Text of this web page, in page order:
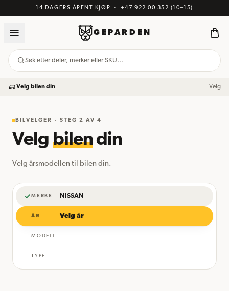
14 DAGERS ÅPENT KJØP · +47 922 00 352 (10–15)
GEPARDEN
Søk etter deler, merker eller SKU…
Velg bilen din Velg
BILVELGER · STEG 2 AV 4
Velg bilendin
Velg årsmodellen til bilen din.
MERKE NISSAN
ÅR Velg år
MODELL —
TYPE —